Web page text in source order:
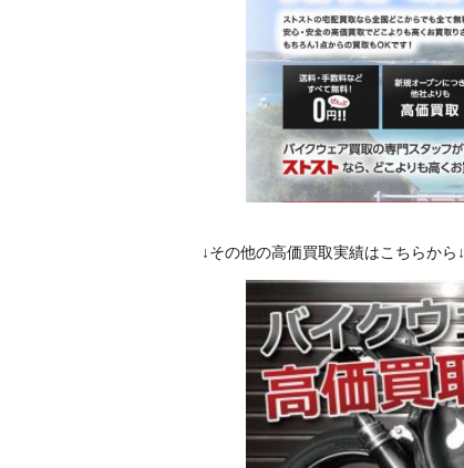
↓その他の高価買取実績はこちらから↓